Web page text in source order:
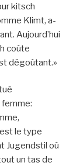
kitsch
Klimt, a-
Aujourd’hui
coûte
dégoûtant.»
femme:
le type
Jugendstil où
un tas de